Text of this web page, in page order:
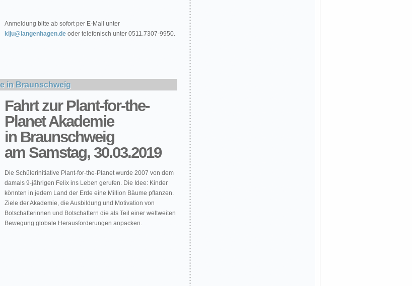
Anmeldung bitte ab sofort per E-Mail unter
kiju@langenhagen.de oder telefonisch unter 0511.7307-9950.
in Braunschweig
Fahrt zur Plant-for-the-
Planet Akademie
in Braunschweig
am Samstag, 30.03.2019
Die Schülerinitiative Plant-for-the-Planet wurde 2007 von dem
damals 9-jährigen Felix ins Leben gerufen. Die Idee: Kinder
könnten in jedem Land der Erde eine Million Bäume pflanzen.
Ziele der Akademie, die Ausbildung und Motivation von
Botschafterinnen und Botschaftern die als Teil einer weltweiten
Bewegung globale Herausforderungen anpacken.